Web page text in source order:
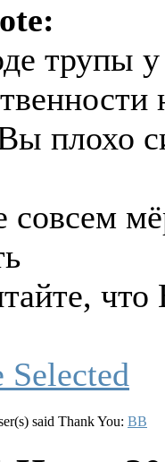
трупы
плохо
совсем
said Thank You: BB